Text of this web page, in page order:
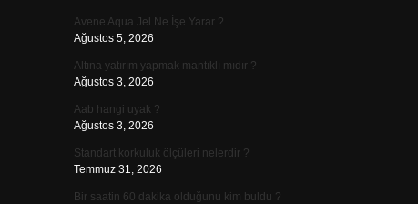
Avene Aqua Jel Ne İşe Yarar ?
Ağustos 5, 2026
Altına yatırım yapmak mantıklı mıdır ?
Ağustos 3, 2026
Aab hangi uyak ?
Ağustos 3, 2026
Standart korkuluk ölçüleri nelerdir ?
Temmuz 31, 2026
Bir saatin 60 dakika olduğunu kim buldu ?